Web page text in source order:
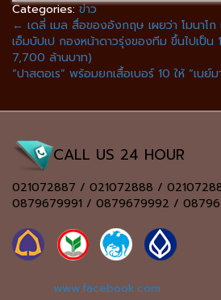
Categories:ข่าว
← เดลี่ เมล สื่อของอังกฤษ เผยว่า โมนาโ
เอ็มบัปเป กองหน้าดาวรุ่งของทีม ขึ้นไปเป็น
7,700 ล้านบาท)
“ปาสตอเร” พร้อมยกเสื้อเบอร์ 10 ให้ “เนย์
CALL US 24 HOUR
021072887 / 021072888 /
0879679991 / 0879679992 /
www.facebook.com